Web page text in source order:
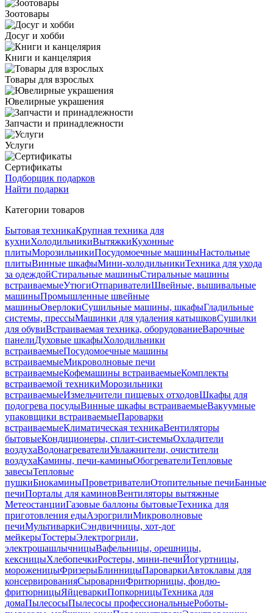
Зоотовары
Досуг и хобби
Книги и канцелярия
Товары для взрослых
Ювелирные украшения
Запчасти и принадлежности
Услуги
Сертификаты
Подборщик подарков
Найти подарки
Категории товаров
Бытовая техникаКрупная техника для
кухниХолодильникиВытяжкиКухонные
плитыМорозильникиПосудомоечные машиныНастольные
плитыВинные шкафыМини-холодильникиТехника для ухода
за одеждойСтиральные машиныСтиральные машины
встраиваемыеУтюгиОтпаривателиШвейные, вышивальные
машиныПромышленные швейные
машиныОверлокиСушильные машины, шкафыГладильные
системы, прессыМашинки для удаления катышковСушилки
для обувиВстраиваемая техника, оборудованиеВарочные
панелиДуховые шкафыХолодильники
встраиваемыеПосудомоечные машины
встраиваемыеМикроволновые печи
встраиваемыеКофемашины встраиваемыеКомплекты
встраиваемой техникиМорозильники
встраиваемыеИзмельчители пищевых отходовШкафы для
подогрева посудыВинные шкафы встраиваемыеВакуумные
упаковщики встраиваемыеПароварки
встраиваемыеКлиматическая техникаВентиляторы
бытовыеКондиционеры, сплит-системыОхладители
воздухаВодонагревателиУвлажнители, очистители
воздухаКамины, печи-каминыОбогревателиТепловые
завесыТепловые
пушкиБиокаминыПроветривателиОтопительные печиБанные
печиПорталы для каминовВентиляторы вытяжные
МетеостанцииГазовые баллоны бытовыеТехника для
приготовления едыАэрогрилиМикроволновые
печиМультиваркиСэндвичницы, хот-дог
мейкерыТостерыЭлектрогрили,
электрошашлычницыВафельницы, орешницы,
кексницыХлебопечкиРостеры, мини-печиЙогуртницы,
мороженицыФризерыБлинницыПароваркиАвтоклавы для
консервированияСыроварниФритюрницы, фондю-
фритюрницыЯйцеваркиПопкорницыТехника для
домаПылесосыПылесосы профессиональныеРоботы-